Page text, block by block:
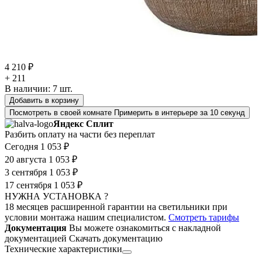
4 210 ₽
+ 211
В наличии: 7 шт.
Добавить в корзину
Посмотреть в своей комнате Примерить в интерьере за 10 секунд
Яндекс Сплит
Разбить оплату на части без переплат
Сегодня 1 053 ₽
20 августа 1 053 ₽
3 сентября 1 053 ₽
17 сентября 1 053 ₽
НУЖНА УСТАНОВКА ?
18 месяцев расширенной гарантии на светильники при
условии монтажа нашим специалистом. Смотреть тарифы
Документация Вы можете ознакомиться с накладной
документацией Скачать документацию
Технические характеристики